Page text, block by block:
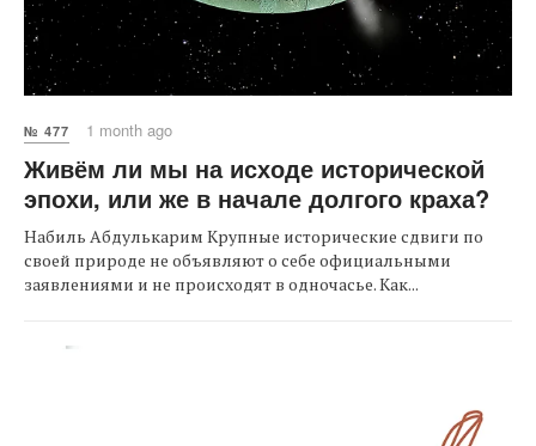
№ 477 1 month ago
Живём ли мы на исходе исторической
эпохи, или же в начале долгого краха?
Набиль Абдулькарим Крупные исторические сдвиги по
своей природе не объявляют о себе официальными
заявлениями и не происходят в одночасье. Как...